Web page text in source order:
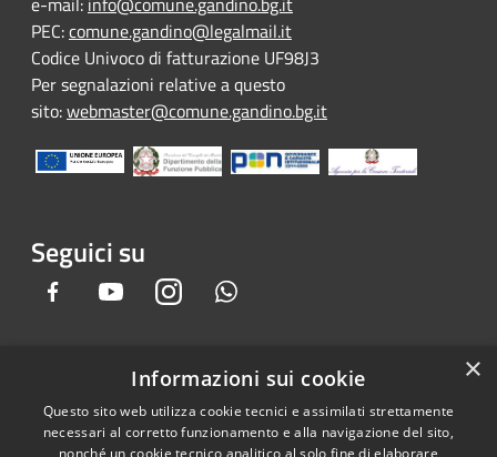
PEC:comune.gandino@legalmail.it
Codice Univoco di fatturazione UF98J3
Per segnalazioni relative a questo
sito:webmaster@comune.gandino.bg.it
Seguici su
Facebook YoutubeInstagram
Accessibilità
Gandino • Powered by
•
×
Informazioni sui cookie
Questo sito web utilizza cookie tecnici e assimilati strettamente
necessari al corretto funzionamento e alla navigazione del sito,
nonché un cookie tecnico analitico al solo fine di elaborare